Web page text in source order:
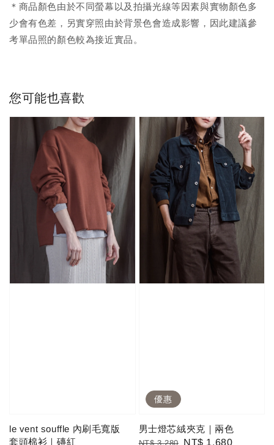
＊商品顏色由於不同螢幕以及拍攝光線等因素與實物顏色多
少會有色差，另實穿照由於背景色會造成影響，因此建議參
考單品照的顏色較為接近實品。
您可能也喜歡
le vent souffle 內刷毛寬版
套頭棉衫｜磚紅
優惠
男士燈芯絨夾克｜兩色
Regular
NT$ 3,280
Sale
NT$ 1,680